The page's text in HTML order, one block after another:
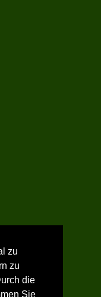
zu
zu
die
Sie